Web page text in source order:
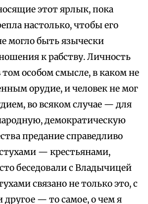
этот ярлык, пока
настолько, чтобы его
могло быть язычески
к рабству. Личность
том особом смысле, в каком не
орудие, и человек не мог
во всяком случае — для
демократическую
предание справедливо
— крестьянами,
беседовали с Владычицей
связано не только это, с
другое — то самое, о чем я